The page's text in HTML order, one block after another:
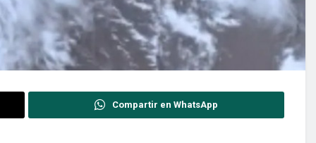
Compartir en WhatsApp